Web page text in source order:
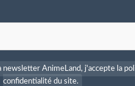
newsletter AnimeLand, j'accepte la
confidentialité du site.